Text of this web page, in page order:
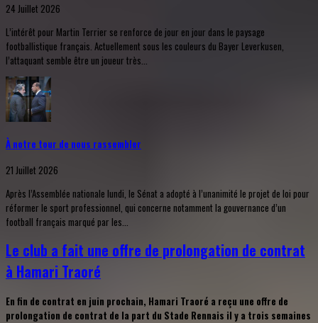
24 Juillet 2026
L’intérêt pour Martin Terrier se renforce de jour en jour dans le paysage
footballistique français. Actuellement sous les couleurs du Bayer Leverkusen,
l’attaquant semble être un joueur très...
À notre tour de nous rassembler
21 Juillet 2026
Après l’Assemblée nationale lundi, le Sénat a adopté à l’unanimité le projet de loi pour
réformer le sport professionnel, qui concerne notamment la gouvernance d’un
football français marqué par les...
Le club a fait une offre de prolongation de contrat
à Hamari Traoré
En fin de contrat en juin prochain, Hamari Traoré a reçu une offre de
prolongation de contrat de la part du Stade Rennais il y a trois semaines